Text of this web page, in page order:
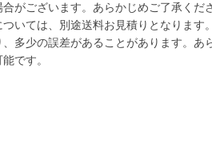
がございます。あらかじめご了承くだ
いては、別途送料お見積りとなります
多少の誤差があることがあります。あ
です。